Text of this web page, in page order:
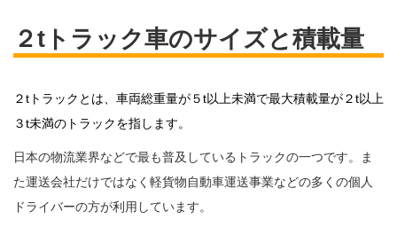
２tトラック車のサイズと積載量
２tトラックとは、車両総重量が５t以上未満で最大積載量が２t以上
３t未満のトラックを指します。
日本の物流業界などで最も普及しているトラックの一つです。ま
た運送会社だけではなく軽貨物自動車運送事業などの多くの個人
ドライバーの方が利用しています。